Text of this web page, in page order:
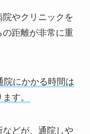
やクリニックを
距離が非常に重
院にかかる時間は
す。
どが、通院しや